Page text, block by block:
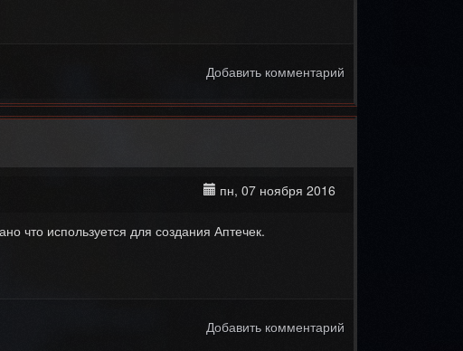
Добавить комментарий
пн, 07 ноября 2016
что используется для создания Аптечек.
Добавить комментарий